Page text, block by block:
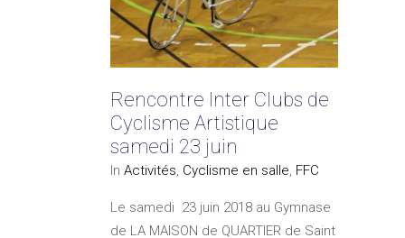
Rencontre Inter Clubs de
Cyclisme Artistique
samedi 23 juin
In Activités, Cyclisme en salle, FFC
Le samedi 23 juin 2018 au Gymnase
de LA MAISON de QUARTIER de Saint